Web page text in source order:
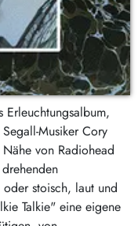
Musiker Cory
von Radiohead
stoisch, laut und
Talkie" eine eigene